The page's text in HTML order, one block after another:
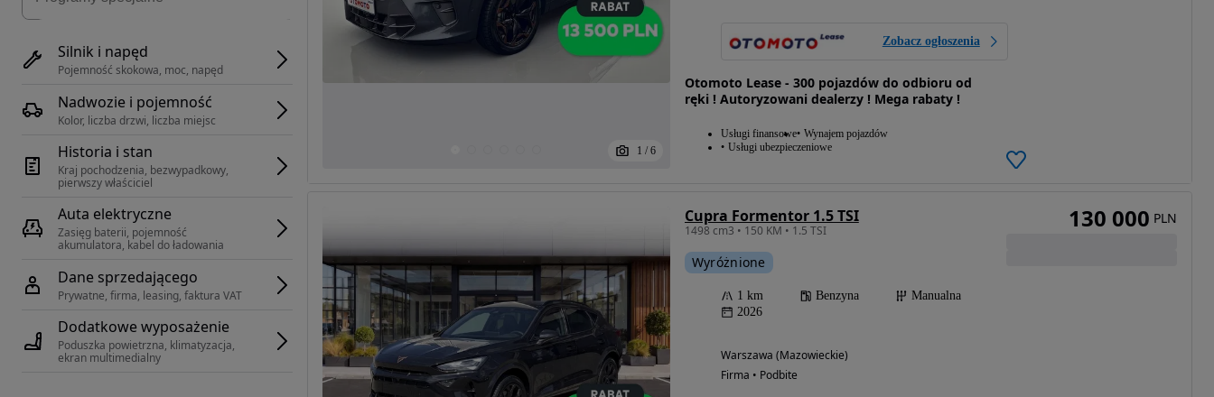
Silnik i napęd
Pojemność skokowa, moc, napęd
Nadwozie i pojemność
Kolor, liczba drzwi, liczba miejsc
Historia i stan
Kraj pochodzenia, bezwypadkowy,
pierwszy właściciel
Auta elektryczne
Zasięg baterii, pojemność
akumulatora, kabel do ładowania
Dane sprzedającego
Prywatne, firma, leasing, faktura VAT
Dodatkowe wyposażenie
Poduszka powietrzna, klimatyzacja,
ekran multimedialny
1 / 6
Zobacz ogłoszenia
Otomoto Lease - 300 pojazdów do odbioru od
ręki ! Autoryzowani dealerzy ! Mega rabaty !
Usługi finansowe Wynajem pojazdów
Usługi ubezpieczeniowe
Cupra Formentor 1.5 TSI
1498 cm3 • 150 KM • 1.5 TSI
Wyróżnione
1 km Benzyna
Manualna
2026
Warszawa (Mazowieckie)
Firma • Podbite
130 000 PLN